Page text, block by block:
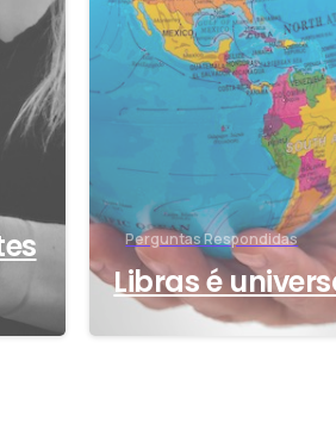
Perguntas Respondidas
Libras é